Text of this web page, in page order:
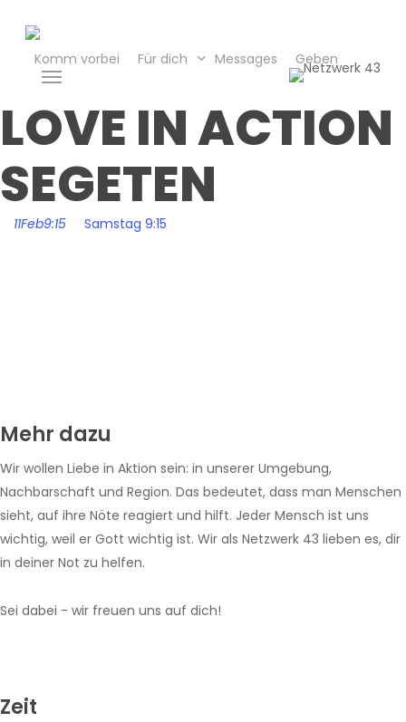
content
Komm vorbei Für dich Messages Geben
Menu
LOVE IN ACTION
SEGETEN
11Feb9:15 Samstag 9:15
Mehr dazu
Wir wollen Liebe in Aktion sein: in unserer Umgebung,
Nachbarschaft und Region. Das bedeutet, dass man Menschen
sieht, auf ihre Nöte reagiert und hilft. Jeder Mensch ist uns
wichtig, weil er Gott wichtig ist. Wir als Netzwerk 43 lieben es, dir
in deiner Not zu helfen.
Sei dabei - wir freuen uns auf dich!
Zeit